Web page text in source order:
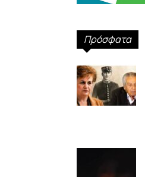
Πρόσφατα